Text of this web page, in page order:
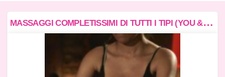
M
ASSAGGI COMPLETISSIMI DI TUTTI I TIPI (YOU & ME, FULL BODY MASSAGE, PROSTATICO, CON I PIEDI)